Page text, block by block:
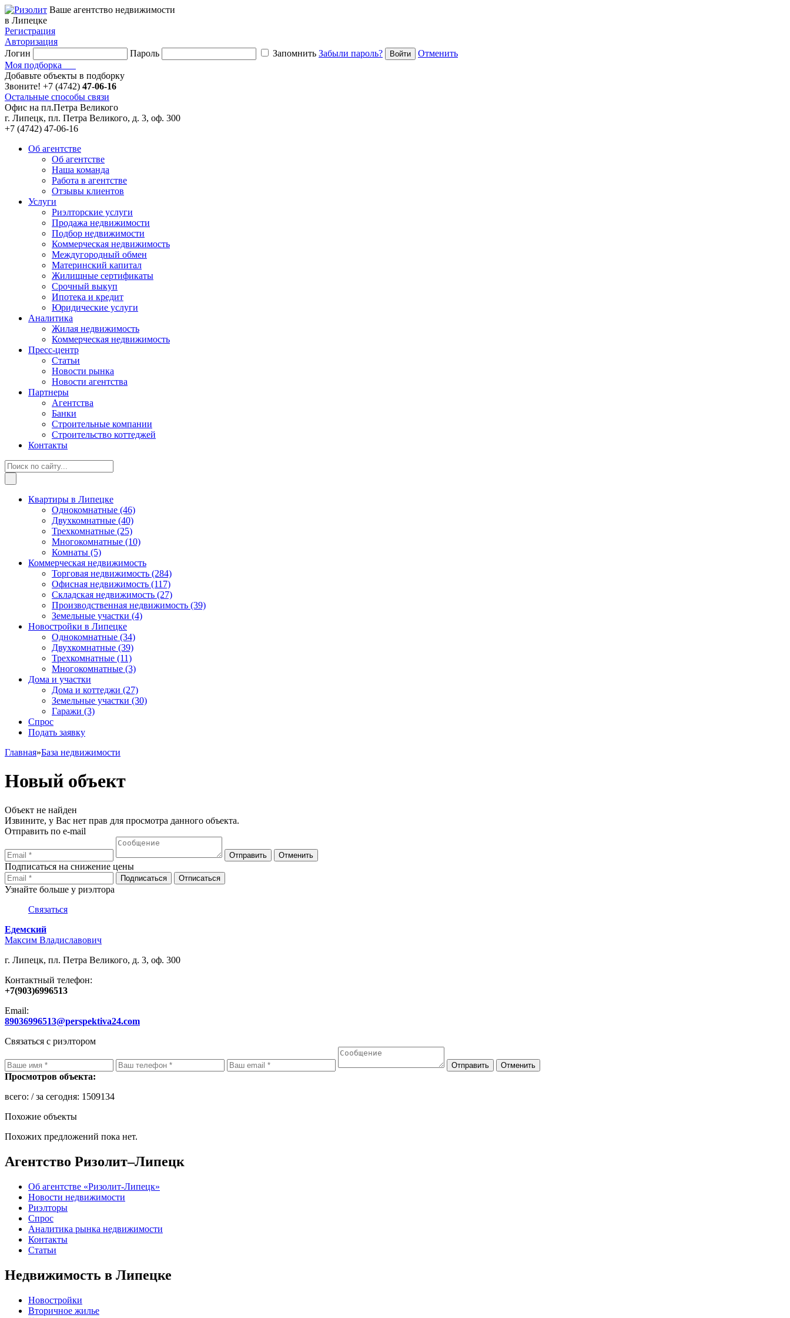
Ваше агентство недвижимости
в Липецке
Регистрация
Авторизация
Логин
Пароль Запомнить Забыли пароль?
Отменить
Моя подборка
Добавьте объекты в подборку
Звоните! +7 (4742) 47-06-16
Остальные способы связи
Офис на пл.Петра Великого
г. Липецк, пл. Петра Великого, д. 3, оф. 300
+7 (4742) 47-06-16
Об агентстве
Об агентстве
Наша команда
Работа в агентстве
Отзывы клиентов
Услуги
Риэлторские услуги
Продажа недвижимости
Подбор недвижимости
Коммерческая недвижимость
Междугородный обмен
Материнский капитал
Жилищные сертификаты
Срочный выкуп
Ипотека и кредит
Юридические услуги
Аналитика
Жилая недвижимость
Коммерческая недвижимость
Пресс-центр
Статьи
Новости рынка
Новости агентства
Партнеры
Агентства
Банки
Строительные компании
Строительство коттеджей
Контакты
Квартиры в Липецке
Однокомнатные (46)
Двухкомнатные (40)
Трехкомнатные (25)
Многокомнатные (10)
Комнаты (5)
Коммерческая недвижимость
Торговая недвижимость (284)
Офисная недвижимость (117)
Складская недвижимость (27)
Производственная недвижимость (39)
Земельные участки (4)
Новостройки в Липецке
Однокомнатные (34)
Двухкомнатные (39)
Трехкомнатные (11)
Многокомнатные (3)
Дома и участки
Дома и коттеджи (27)
Земельные участки (30)
Гаражи (3)
Спрос
Подать заявку
Главная»База недвижимости
Новый объект
Объект не найден
Извините, у Вас нет прав для просмотра данного объекта.
Отправить по e-mail
Подписаться на снижение цены
Узнайте больше у риэлтора
Связаться
Едемский
Максим Владиславович
г. Липецк, пл. Петра Великого, д. 3, оф. 300
Контактный телефон:
+7(903)6996513
Email:
89036996513@perspektiva24.com
Связаться с риэлтором
Просмотров объекта:
всего: / за сегодня: 1509134
Похожие объекты
Похожих предложений пока нет.
Агентство Ризолит–Липецк
Об агентстве «Ризолит-Липецк»
Новости недвижимости
Риэлторы
Спрос
Аналитика рынка недвижимости
Контакты
Статьи
Недвижимость в Липецке
Новостройки
Вторичное жилье